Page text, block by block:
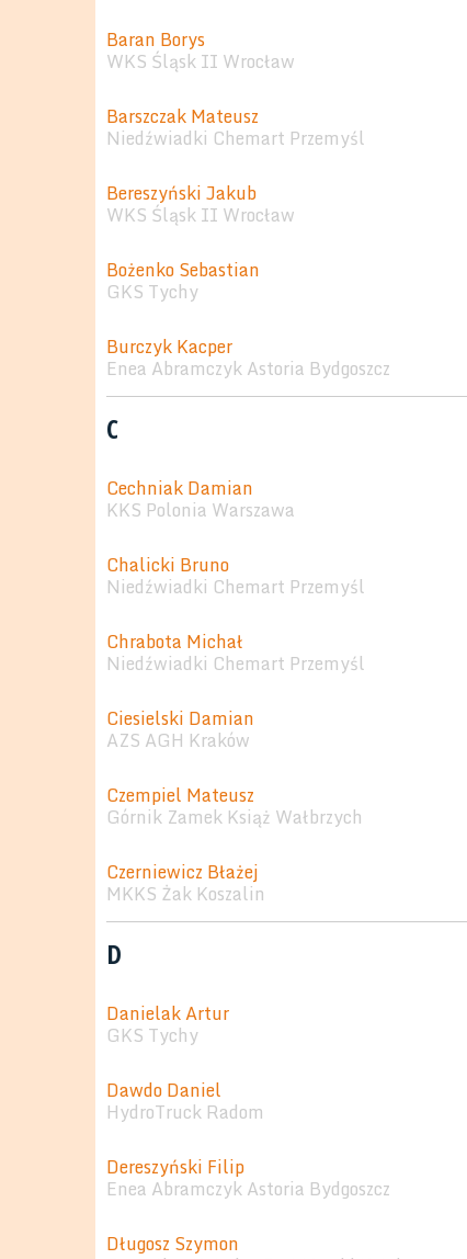
Baran Borys
WKS Śląsk II Wrocław
Barszczak Mateusz
Niedźwiadki Chemart Przemyśl
Bereszyński Jakub
WKS Śląsk II Wrocław
Bożenko Sebastian
GKS Tychy
Burczyk Kacper
Enea Abramczyk Astoria Bydgoszcz
C
Cechniak Damian
KKS Polonia Warszawa
Chalicki Bruno
Niedźwiadki Chemart Przemyśl
Chrabota Michał
Niedźwiadki Chemart Przemyśl
Ciesielski Damian
AZS AGH Kraków
Czempiel Mateusz
Górnik Zamek Książ Wałbrzych
Czerniewicz Błażej
MKKS Żak Koszalin
D
Danielak Artur
GKS Tychy
Dawdo Daniel
HydroTruck Radom
Dereszyński Filip
Enea Abramczyk Astoria Bydgoszcz
Długosz Szymon